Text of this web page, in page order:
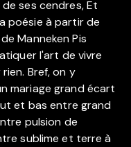
ses cendres, Et
poésie à partir de
Manneken Pis
l'art de vivre
Bref, on y
mariage grand écart
et bas entre grand
pulsion de
sublime et terre à